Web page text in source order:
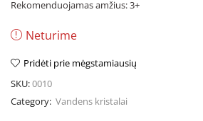
Rekomenduojamas amžius: 3+
Neturime
Pridėti prie mėgstamiausių
SKU:0010
Category: Vandens kristalai